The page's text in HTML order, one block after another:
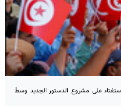
على مشروع الدستور الجديد وسطَ